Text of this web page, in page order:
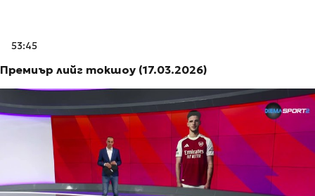
53:45
Премиър лийг токшоу (17.03.2026)